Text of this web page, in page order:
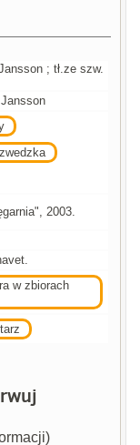
; tł.ze szw.
2003.
w zbiorach